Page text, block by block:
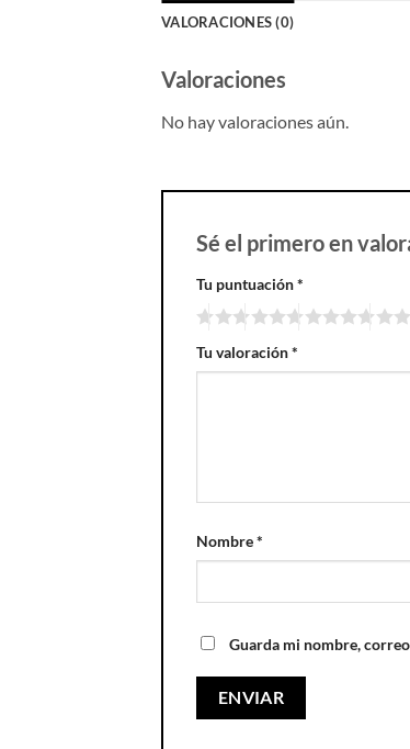
VALORACIONES (0)
Valoraciones
No hay valoraciones aún.
Sé el primero en
Tu puntuación*
Tu valoración*
Nombre*
Guarda mi nombre,